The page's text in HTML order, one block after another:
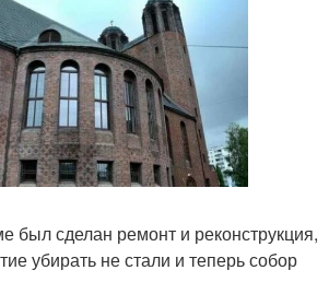
был сделан ремонт и реконструкция,
убирать не стали и теперь собор